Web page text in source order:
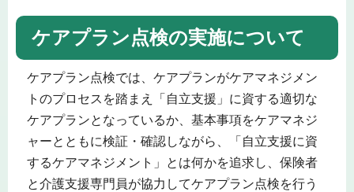
ケアプラン点検の実施について
ケアプラン点検では、ケアプランがケアマネジメン
トのプロセスを踏まえ「自立支援」に資する適切な
ケアプランとなっているか、基本事項をケアマネジ
ャーとともに検証・確認しながら、「自立支援に資
するケアマネジメント」とは何かを追求し、保険者
と介護支援専門員が協力してケアプラン点検を行う